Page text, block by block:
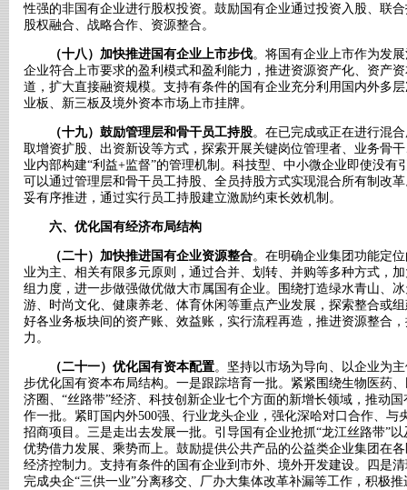
性强的非国有企业进行股权投资。鼓励国有企业通过投资入股、联
股权融合、战略合作、资源整合。
（十八）加快推进国有企业上市步伐。将国有企业上市作为发
企业符合上市要求的盈利模式和盈利能力，推进资源资产化、资产
道，扩大直接融资规模。支持有条件的国有企业充分利用国内外多
业板、新三板及境外资本市场上市挂牌。
（十九）鼓励管理层和骨干员工持股。在已完成或正在进行混
取增资扩股、出资新设等方式，探索开展关键岗位管理者、业务骨
业内部构建“利益+监督”的管理机制。科技型、中小微企业即使没
可以通过管理层和骨干员工持股、全员持股方式实现混合所有制改
妥有序推进，通过实行员工持股建立激励约束长效机制。
六、优化国有经济布局结构
（二十）加快推进国有企业资源整合。在明确企业集团功能定
业为主、相关有限多元原则，通过合并、划转、并购等多种方式，
组力度，进一步做强做优做大市属国有企业。围绕打造绿水青山、
游、时尚文化、健康养老、体育休闲等重点产业发展，探索整合或
好各业务板块间的资产账、效益账，实行流程再造，推进资源整合
力。
（二十一）优化国有资本配置。坚持以市场为导向、以企业为
步优化国有资本布局结构。一是跟踪培育一批。紧紧围绕生物医药
济圈、“丝路带”经济、科技创新企业七个方面的新增长领域，推动
作一批。紧盯国内外500强、行业龙头企业，强化深哈对口合作、
招商项目。三是走出去发展一批。引导国有企业抢抓“龙江丝路带”
优势借力发展、乘势而上。鼓励提供公共产品的公益类企业集团在
经济控制力。支持有条件的国有企业到市外、境外开发建设。四是
完成央企“三供一业”分离移交、厂办大集体改革补漏等工作，积极